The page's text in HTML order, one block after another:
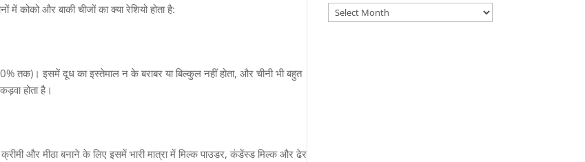
कोको और बाकी चीजों का क्या रेशियो होता है:
तक) । इसमें दूध का इस्तेमाल न के बराबर या बिल्कुल नहीं होता,और चीनी भी बहुत
होता है।
और मीठा बनाने के लिए इसमें भारी मात्रा में मिल्क पाउडर,कंडेंस्ड मिल्क और ढेर
Archives